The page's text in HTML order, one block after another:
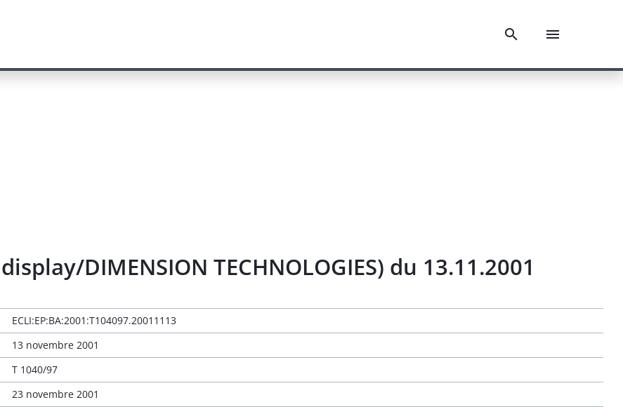
DIMENSION TECHNOLOGIES) du 13.11.2001
ECLI:EP:BA:2001:T104097.20011113
13 novembre 2001
T 1040/97
23 novembre 2001